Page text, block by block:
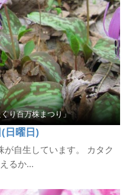
り百万株まつり」
日曜日)
自生しています。 カタク
るか...